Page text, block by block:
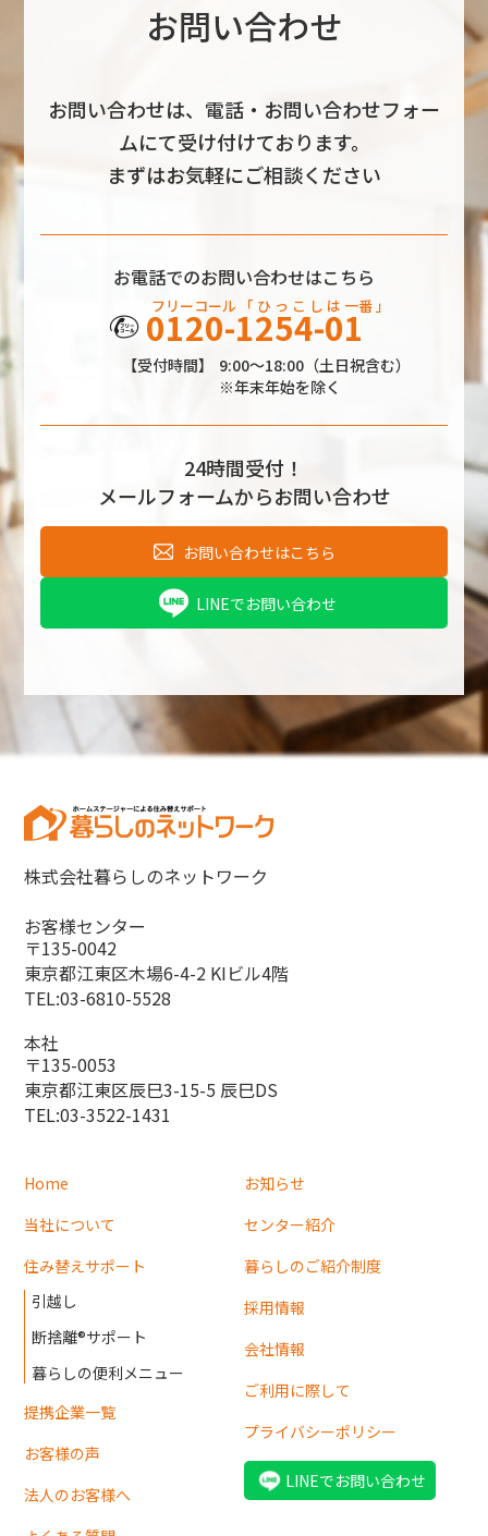
お問い合わせ
お問い合わせは、電話・お問い合わせフォー
ムにて受け付けております。
まずはお気軽にご相談ください
お電話でのお問い合わせはこちら
フリーコール 「 ひ っ こ し は 一番 」
0120-1254-01
【受付時間】
9:00～18:00（土日祝含む）
※年末年始を除く
24時間受付！
メールフォームからお問い合わせ
お問い合わせはこちら
LINEでお問い合わせ
株式会社暮らしのネットワーク
お客様センター
〒135-0042
東京都江東区木場6-4-2 KIビル4階
TEL:03-6810-5528
本社
〒135-0053
東京都江東区辰巳3-15-5 辰巳DS
TEL:03-3522-1431
Home
当社について
住み替えサポート
引越し
断捨離®サポート
暮らしの便利メニュー
提携企業一覧
お客様の声
法人のお客様へ
お知らせ
センター紹介
暮らしのご紹介制度
採用情報
会社情報
ご利用に際して
プライバシーポリシー
LINEでお問い合わせ